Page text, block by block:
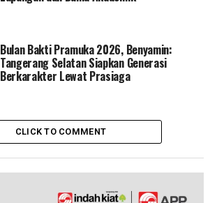
Bulan Bakti Pramuka 2026, Benyamin:
Tangerang Selatan Siapkan Generasi
Berkarakter Lewat Prasiaga
CLICK TO COMMENT